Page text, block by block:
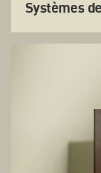
Systèmes